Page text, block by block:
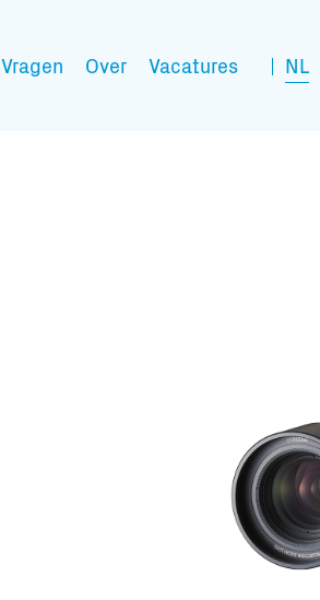
NL
Vragen Over Vacatures
Transport informatie: